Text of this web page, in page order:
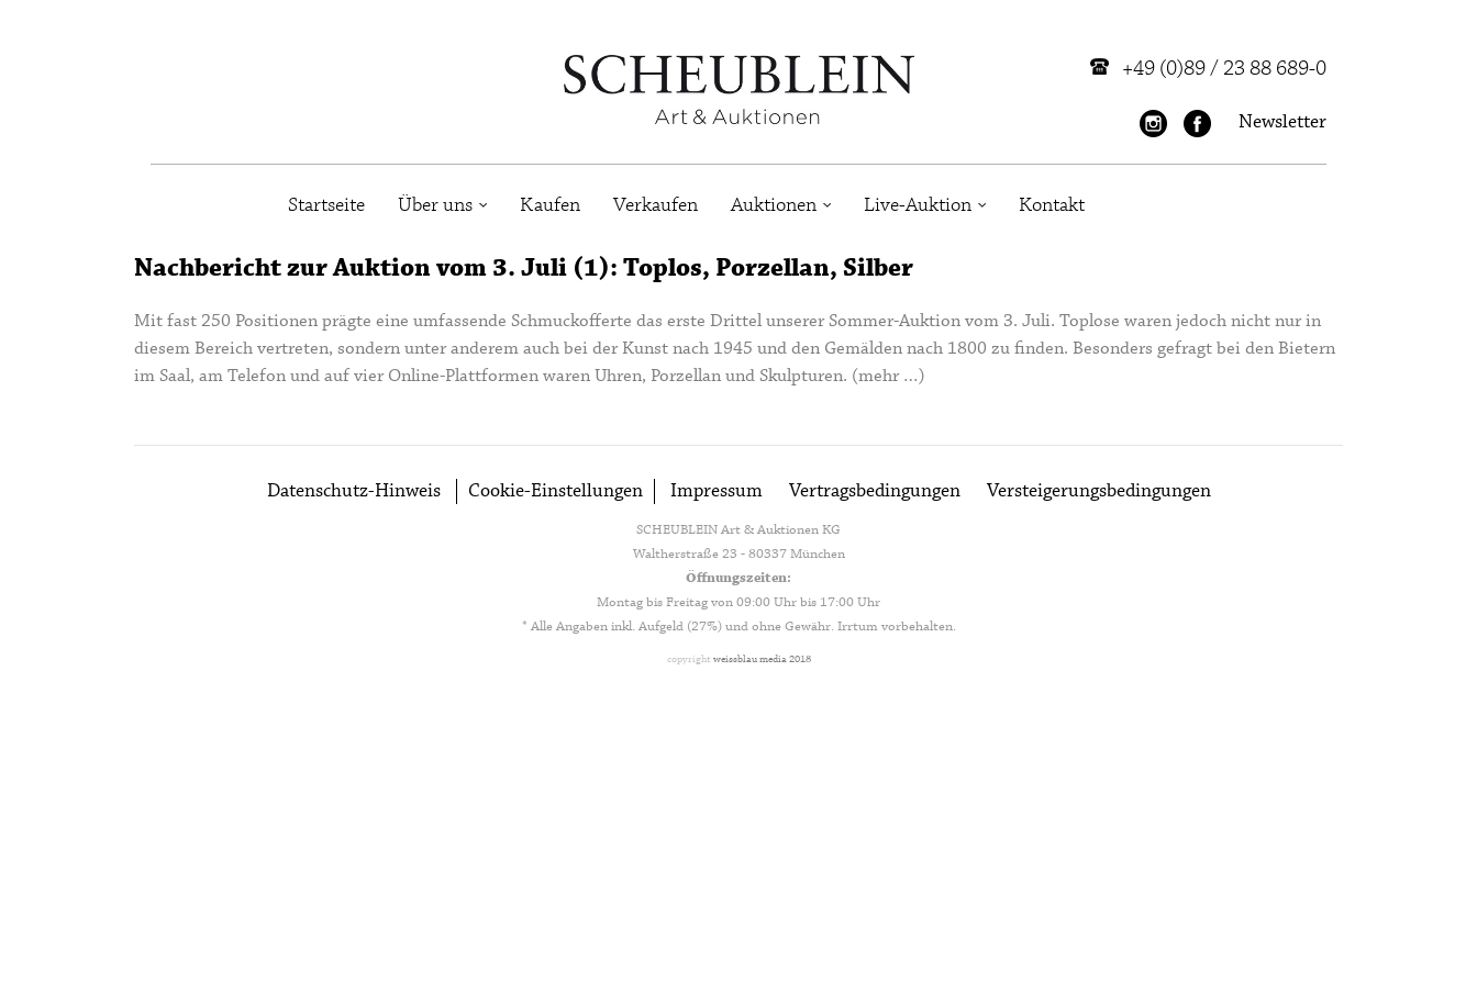
+49 (0)89 / 23 88 689-0
Newsletter
Startseite Über uns Kaufen Verkaufen Auktionen Live-Auktion Kontakt
Nachbericht zur Auktion vom 3. Juli (1): Toplos, Porzellan, Silber
Mit fast 250 Positionen prägte eine umfassende Schmuckofferte das erste Drittel unserer Sommer-Auktion vom 3. Juli. Toplose waren jedoch nicht nur in
diesem Bereich vertreten, sondern unter anderem auch bei der Kunst nach 1945 und den Gemälden nach 1800 zu finden. Besonders gefragt bei den Bietern
im Saal, am Telefon und auf vier Online-Plattformen waren Uhren, Porzellan und Skulpturen. (mehr …)
Datenschutz-Hinweis Cookie-Einstellungen Impressum Vertragsbedingungen Versteigerungsbedingungen
SCHEUBLEIN Art & Auktionen KG
Waltherstraße 23 - 80337 München
Öffnungszeiten:
Montag bis Freitag von 09:00 Uhr bis 17:00 Uhr
* Alle Angaben inkl. Aufgeld (27%) und ohne Gewähr. Irrtum vorbehalten.
copyright weissblau media 2018